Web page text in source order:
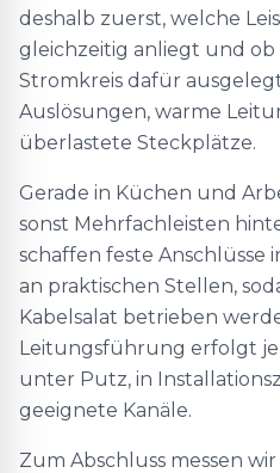
deshalb zuerst, welche
gleichzeitig anliegt und
Stromkreis dafür
Auslösungen, warme
überlastete Steckplätze.
Gerade in Küchen und
sonst Mehrfachleisten
schaffen feste Anschlüsse
an praktischen Stellen,
Kabelsalat betrieben
Leitungsführung erfolgt
unter Putz, in
geeignete Kanäle.
Zum Abschluss messen